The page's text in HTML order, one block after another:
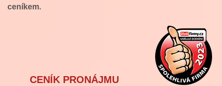
ceníkem.
CENÍK PRONÁJMU